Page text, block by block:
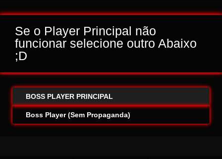
Se o Player Principal não
funcionar selecione outro Abaixo
;D
BOSS PLAYER PRINCIPAL
Boss Player (Sem Propaganda)